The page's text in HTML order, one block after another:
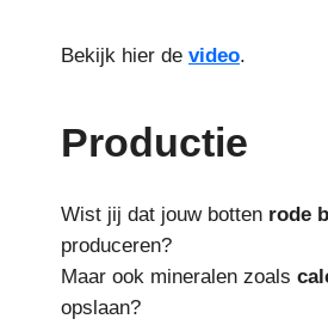
Bekijk hier de video.
Productie
Wist jij dat jouw botten rode
produceren?
Maar ook mineralen zoals
opslaan?